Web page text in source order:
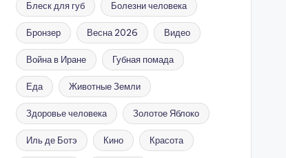
Блеск для губ Болезни человека
Бронзер Весна 2026 Видео
Война в Иране Губная помада
Еда Животные Земли
Здоровье человека Золотое Яблоко
Иль де Ботэ Кино Красота